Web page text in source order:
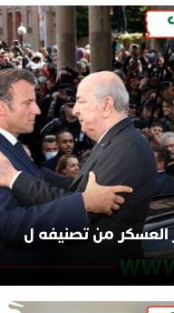
من تصنيفه ل